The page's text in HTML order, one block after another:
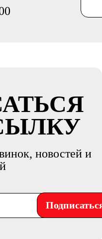
новостей и